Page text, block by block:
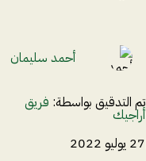
أحمد سليمان
تم التدقيق بواسطة: فريق
أراجيك
27 يوليو 2022